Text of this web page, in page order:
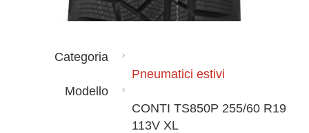
Categoria
Pneumatici estivi
Modello
CONTI TS850P 255/60 R19
113V XL